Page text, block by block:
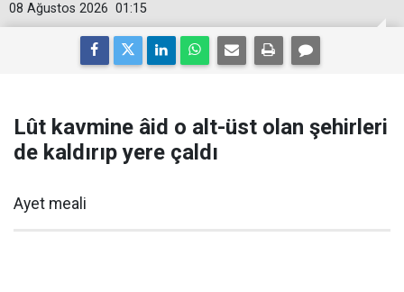
01:15
08 Ağustos 2026
Lût kavmine âid o alt-üst olan şehirleri
de kaldırıp yere çaldı
Ayet meali